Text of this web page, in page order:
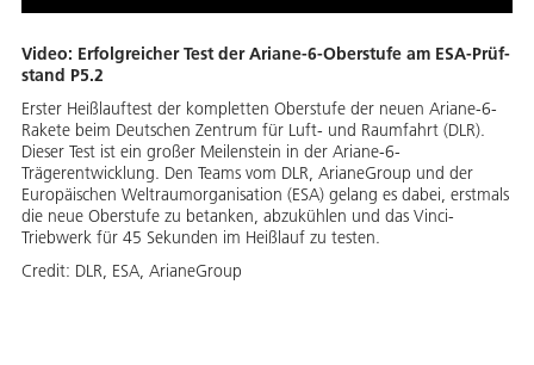
Video: Er­folg­rei­cher Test der Aria­ne-6-Ober­stu­fe am ESA-Prüf­
stand P5.2
Erster Heißlauftest der kompletten Oberstufe der neuen Ariane-6-
Rakete beim Deutschen Zentrum für Luft- und Raumfahrt (DLR).
Dieser Test ist ein großer Meilenstein in der Ariane-6-
Trägerentwicklung. Den Teams vom DLR, ArianeGroup und der
Europäischen Weltraumorganisation (ESA) gelang es dabei, erstmals
die neue Oberstufe zu betanken, abzukühlen und das Vinci-
Triebwerk für 45 Sekunden im Heißlauf zu testen.
Credit: DLR, ESA, ArianeGroup